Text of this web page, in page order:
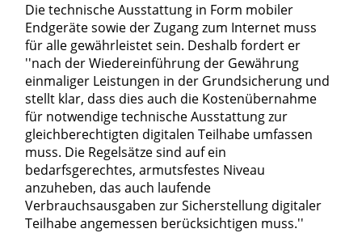
Die technische Ausstattung in Form mobiler
Endgeräte sowie der Zugang zum Internet muss
für alle gewährleistet sein. Deshalb fordert er
''nach der Wiedereinführung der Gewährung
einmaliger Leistungen in der Grundsicherung und
stellt klar, dass dies auch die Kostenübernahme
für notwendige technische Ausstattung zur
gleichberechtigten digitalen Teilhabe umfassen
muss. Die Regelsätze sind auf ein
bedarfsgerechtes, armutsfestes Niveau
anzuheben, das auch laufende
Verbrauchsausgaben zur Sicherstellung digitaler
Teilhabe angemessen berücksichtigen muss.''